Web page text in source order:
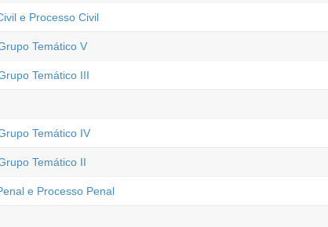
e Processo Civil
Temático V
Temático III
Temático IV
Temático II
e Processo Penal